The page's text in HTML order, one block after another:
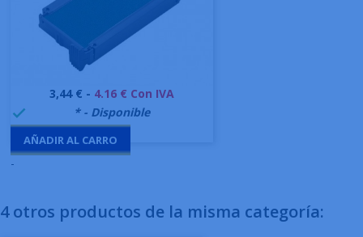
Precio
3,44 € - 4.16 € Con IVA
 * - Disponible
AÑADIR AL CARRO
-
4 otros productos de la misma categoría: